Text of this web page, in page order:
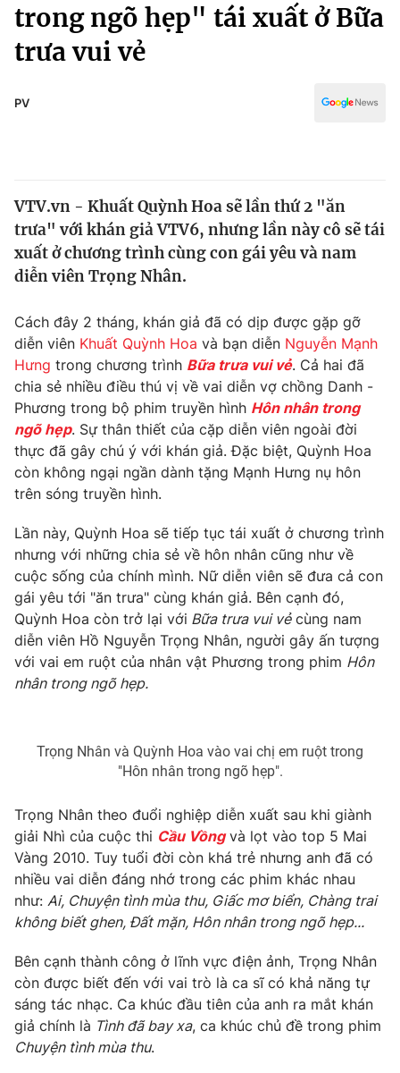
Chính trị
Xã hội
Pháp luật
Thế giới
Tin tức
Thế giới đó đây
Câu chuyện quốc tế
Kinh tế
Thị trường
Góc doanh nghiệp
Dữ liệu và đời sống
Truyền hình
Phim VTV
Hậu trường
Nhân vật
Giải sao mai
Giải trí
Điện ảnh
Âm nhạc
Sao
Đời sống
Làm đẹp
Chất lượng cuộc sống
Giáo dục
Tuyển sinh
Học trực tuyến
Công nghệ
Hitech Công nghệ tương lai
Sản phẩm
Thị trường
Giao lưu trực tuyến
Lịch phát sóng
Chuyên mục khác
Podcast
Photo Infographic
Video Shorts video
VTV Money VTV Thể thao
VTV Sức khoẻ Bất động sản
Thị trường 24h Tấm lòng Việt
Truyền hình
Văn hóa - Giải trí
trong ngõ hẹp" tái xuất ở Bữa
trưa vui vẻ
PV
VTV.vn - Khuất Quỳnh Hoa sẽ lần thứ 2 "ăn
trưa" với khán giả VTV6, nhưng lần này cô sẽ tái
xuất ở chương trình cùng con gái yêu và nam
diễn viên Trọng Nhân.
Cách đây 2 tháng, khán giả đã có dịp được gặp gỡ
diễn viên Khuất Quỳnh Hoa và bạn diễn Nguyễn Mạnh
Hưng trong chương trình Bữa trưa vui vẻ. Cả hai đã
chia sẻ nhiều điều thú vị về vai diễn vợ chồng Danh -
Phương trong bộ phim truyền hình Hôn nhân trong
ngõ hẹp. Sự thân thiết của cặp diễn viên ngoài đời
thực đã gây chú ý với khán giả. Đặc biệt, Quỳnh Hoa
còn không ngại ngần dành tặng Mạnh Hưng nụ hôn
trên sóng truyền hình.
Lần này, Quỳnh Hoa sẽ tiếp tục tái xuất ở chương trình
nhưng với những chia sẻ về hôn nhân cũng như về
cuộc sống của chính mình. Nữ diễn viên sẽ đưa cả con
gái yêu tới "ăn trưa" cùng khán giả. Bên cạnh đó,
Quỳnh Hoa còn trở lại với Bữa trưa vui vẻcùng nam
diễn viên Hồ Nguyễn Trọng Nhân, người gây ấn tượng
với vai em ruột của nhân vật Phương trong phim Hôn
nhân trong ngõ hẹp.
Trọng Nhân và Quỳnh Hoa vào vai chị em ruột trong
"Hôn nhân trong ngõ hẹp".
Trọng Nhân theo đuổi nghiệp diễn xuất sau khi giành
giải Nhì của cuộc thi Cầu Vồngvà lọt vào top 5 Mai
Vàng 2010. Tuy tuổi đời còn khá trẻ nhưng anh đã có
nhiều vai diễn đáng nhớ trong các phim khác nhau
như: Ai, Chuyện tình mùa thu, Giấc mơ biển, Chàng trai
không biết ghen, Đất mặn, Hôn nhân trong ngõ hẹp...
Bên cạnh thành công ở lĩnh vực điện ảnh, Trọng Nhân
còn được biết đến với vai trò là ca sĩ có khả năng tự
sáng tác nhạc. Ca khúc đầu tiên của anh ra mắt khán
giả chính là Tình đã bay xa, ca khúc chủ đề trong phim
Chuyện tình mùa thu.